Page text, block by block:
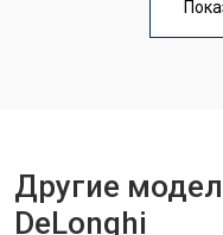
Другие
DeLonghi